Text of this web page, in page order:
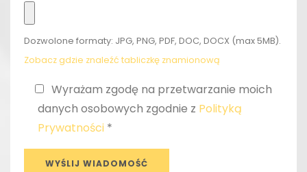
Dozwolone formaty: JPG, PNG, PDF, DOC, DOCX (max 5MB).
Zobacz gdzie znaleźć tabliczkę znamionową
Wyrażam zgodę na przetwarzanie moich
danych osobowych zgodnie z Polityką
Prywatności *